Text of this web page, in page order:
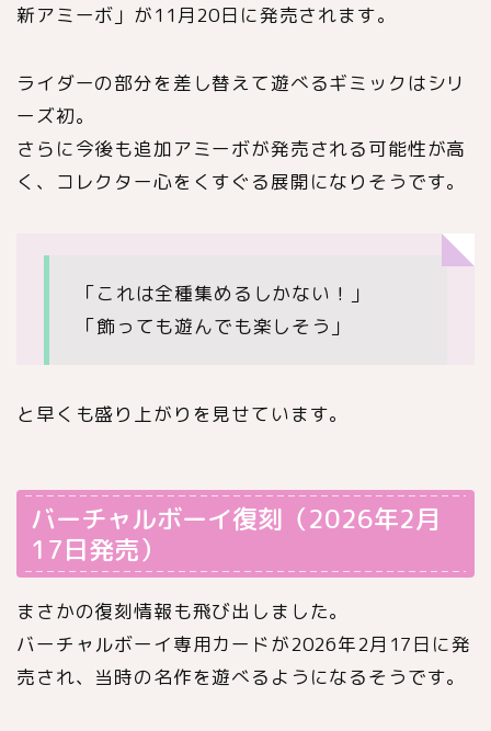
新アミーボ」が11月20日に発売されます。
ライダーの部分を差し替えて遊べるギミックはシリ
ーズ初。
さらに今後も追加アミーボが発売される可能性が高
く、コレクター心をくすぐる展開になりそうです。
「これは全種集めるしかない！」
「飾っても遊んでも楽しそう」
と早くも盛り上がりを見せています。
バーチャルボーイ復刻（2026年2月
17日発売）
まさかの復刻情報も飛び出しました。
バーチャルボーイ専用カードが2026年2月17日に発
売され、当時の名作を遊べるようになるそうです。